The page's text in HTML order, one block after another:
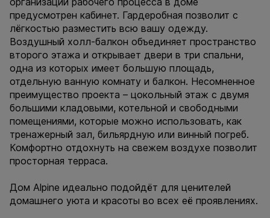
предусмотрен кабинет. Гардеробная позволит с
лёгкостью разместить всю вашу одежду.
Воздушный холл-балкон объединяет пространство
второго этажа и открывает двери в три спальни,
одна из которых имеет большую площадь,
отдельную ванную комнату и балкон. Несомненное
преимущество проекта – цокольный этаж с двумя
большими кладовыми, котельной и свободными
помещениями, которые можно использовать, как
тренажерный зал, бильярдную или винный погреб.
Комфортно отдохнуть на свежем воздухе позволит
просторная терраса.
Дом Alpine идеально подойдёт для ценителей
домашнего уюта и красоты во всех её проявлениях.